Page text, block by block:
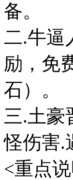
备。
二.牛逼
励，免
石）。
三.土豪
怪伤害.
<重点